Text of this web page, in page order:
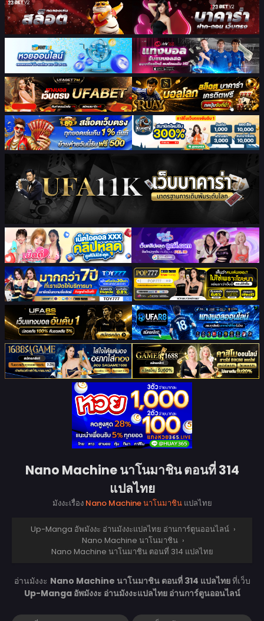
Nano Machine นาโนมาชิน ตอนที่ 314
แปลไทย
มังงะเรื่อง Nano Machine นาโนมาชินแปลไทย
Up-Manga อัพมังงะ อ่านมังงะแปลไทย อ่านการ์ตูนออนไลน์ ›
Nano Machine นาโนมาชิน ›
Nano Machine นาโนมาชิน ตอนที่ 314 แปลไทย
อ่านมังงะ Nano Machine นาโนมาชิน ตอนที่ 314 แปลไทยที่เว็บ
Up-Manga อัพมังงะ อ่านมังงะแปลไทย อ่านการ์ตูนออนไลน์